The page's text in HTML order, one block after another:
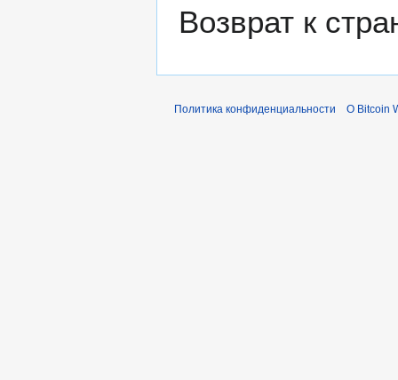
Возврат к
Политика конфиденциальности О Bitcoin